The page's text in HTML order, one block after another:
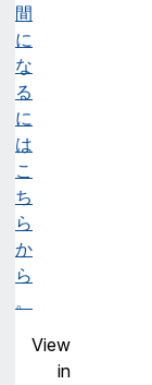
間
に
な
る
に
は
こ
ち
ら
か
ら
。
View
in